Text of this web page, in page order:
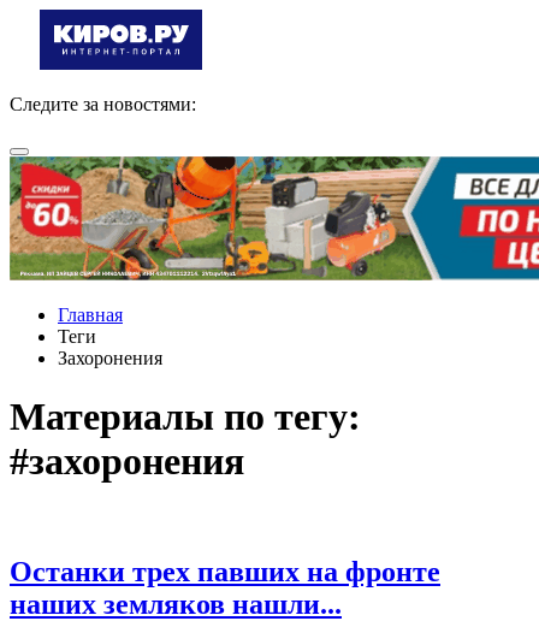
Следите за новостями:
Главная
Теги
Захоронения
Материалы по тегу:
#захоронения
Останки трех павших на фронте
наших земляков нашли...